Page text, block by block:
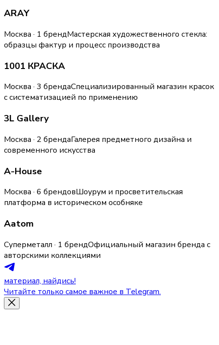
ARAY
Москва · 1 брендМастерская художественного стекла:
образцы фактур и процесс производства
1001 КРАСКА
Москва · 3 брендаСпециализированный магазин красок
с систематизацией по применению
3L Gallery
Москва · 2 брендаГалерея предметного дизайна и
современного искусства
A-House
Москва · 6 брендовШоурум и просветительская
платформа в историческом особняке
Aatom
Суперметалл · 1 брендОфициальный магазин бренда с
авторскими коллекциями
материал, найдись!
Читайте только самое важное в Telegram.